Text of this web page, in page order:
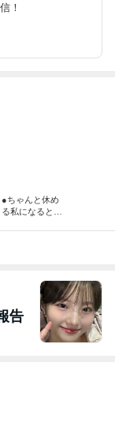
！
●ちゃんと休め
る私になると、
告